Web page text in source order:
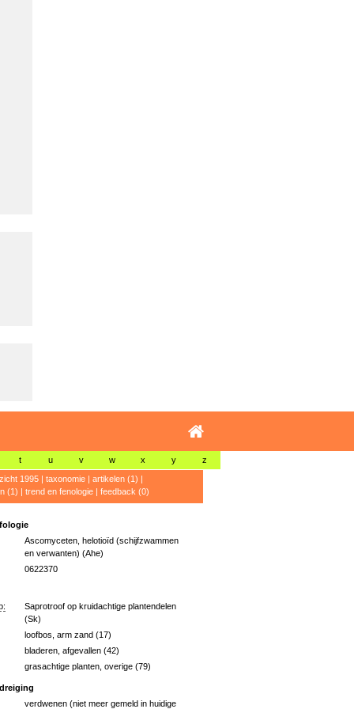
t u v w x y z
1995| taxonomie| artikelen (1) |
(1) | trend en fenologie| feedback (0)
Ascomyceten, helotioïd (schijfzwammen
en verwanten) (Ahe)
0622370
Saprotroof op kruidachtige plantendelen
(Sk)
loofbos, arm zand (17)
bladeren, afgevallen (42)
grasachtige planten, overige (79)
verdwenen (niet meer gemeld in huidige